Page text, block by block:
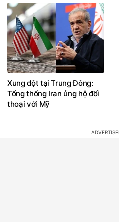
Xung đột tại Trung Đông:
Tổng thống Iran ủng hộ đối
thoại với Mỹ